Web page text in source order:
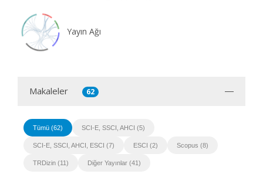
Yayın Ağı
Makaleler 62
Tümü (62) SCI-E, SSCI, AHCI (5)
SCI-E, SSCI, AHCI, ESCI (7) ESCI (2) Scopus (8)
TRDizin (11) Diğer Yayınlar (41)